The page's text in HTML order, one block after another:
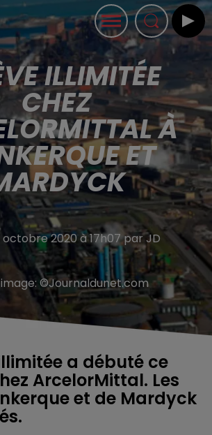
ILLIMITÉE
CHEZ
À
ET
octobre 2020 à 17h07 par JD
©Journaldunet.com
a débuté ce
ArcelorMittal. Les
et de Mardyck